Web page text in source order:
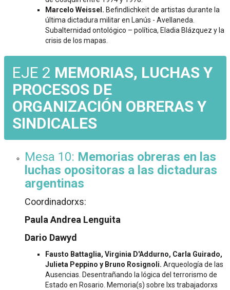
Marcelo Weissel. Befindlichkeit de artistas durante la
última dictadura militar en Lanús - Avellaneda.
Subalternidad ontológico – política, Eladia Blázquez y la
crisis de los mapas.
EJE 2 MEMORIAS, LUCHAS Y
PROCESOS DE
ORGANIZACIÓN OBRERAS Y
SINDICALES
Mesa 10: Memorias obreras en las
luchas opositoras a las dictaduras
argentinas
Coordinadorxs:
Paula Andrea Lenguita
Dario Dawyd
Fausto Battaglia, Virginia D'Addurno, Carla Guirado,
Julieta Peppino y Bruno Rosignoli. Arqueología de las
Ausencias. Desentrañando la lógica del terrorismo de
Estado en Rosario. Memoria(s) sobre lxs trabajadorxs